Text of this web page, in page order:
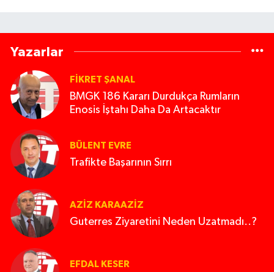
Yazarlar
FIKRET ŞANAL
BMGK 186 Kararı Durdukça Rumların
Enosis İştahı Daha Da Artacaktır
BÜLENT EVRE
Trafikte Başarının Sırrı
AZIZ KARAAZIZ
Guterres Ziyaretini Neden Uzatmadı..?
EFDAL KESER